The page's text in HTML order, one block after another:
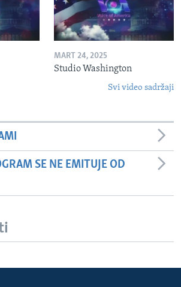
MART 24, 2025
Studio Washington
Svi video sadržaji
SE NE EMITUJE OD